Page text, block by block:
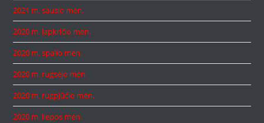
2021 m. sausio mėn.
2020 m. lapkričio mėn.
2020 m. spalio mėn.
2020 m. rugsėjo mėn.
2020 m. rugpjūčio mėn.
2020 m. liepos mėn.